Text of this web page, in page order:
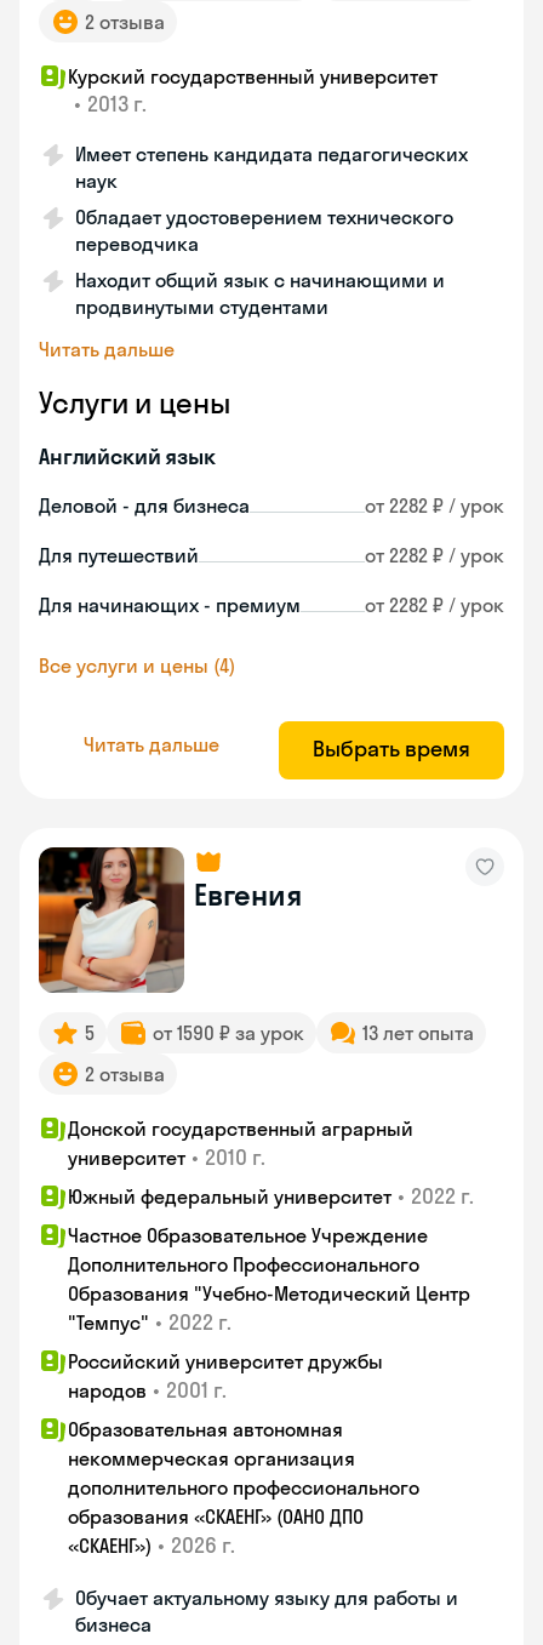
2 отзыва
Курский государственный университет
• 2013 г.
Имеет степень кандидата педагогических
наук
Обладает удостоверением технического
переводчика
Находит общий язык с начинающими и
продвинутыми студентами
Читать дальше
Услуги и цены
Английский язык
Деловой - для бизнеса от 2282 ₽ / урок
Для путешествий от 2282 ₽ / урок
Для начинающих - премиум от 2282 ₽ / урок
Все услуги и цены (4)
Читать дальше Выбрать время
Евгения
5 от 1590 ₽ за урок
13 лет опыта
2 отзыва
Донской государственный аграрный
университет • 2010 г.
Южный федеральный университет • 2022 г.
Частное Образовательное Учреждение
Дополнительного Профессионального
Образования "Учебно-Методический Центр
"Темпус" • 2022 г.
Российский университет дружбы
народов • 2001 г.
Образовательная автономная
некоммерческая организация
дополнительного профессионального
образования «СКАЕНГ» (ОАНО ДПО
«СКАЕНГ») • 2026 г.
Обучает актуальному языку для работы и
бизнеса